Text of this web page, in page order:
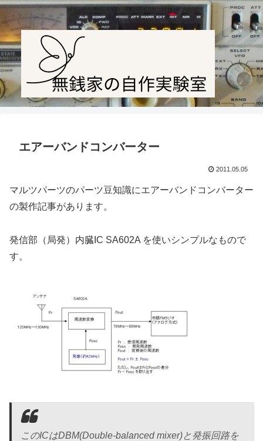
Amateur radio station JF1PTL
エアーバンドコンバーター
2011.05.05
マルツパーツのパーツ豆知識にエアーバンドコンバーター
の製作記事があります。
発信部（局発）内臓IC SA602A を使いシンプルなもので
す。
このICはDBM(Double-balanced mixer)と発振回路を